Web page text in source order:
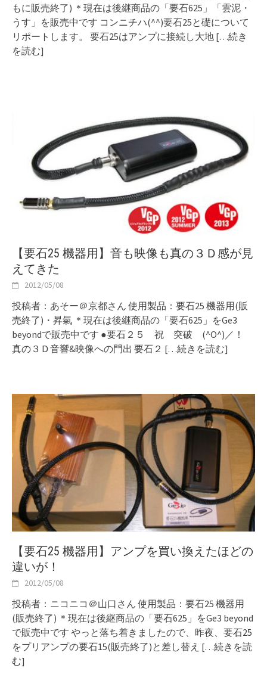
もに販売終了) ＊現在は後継商品の「要石625」「雲泥・
うす」を販売中です コンニチハ(^^)要石25と礎について
リポートします。 要石25はアンプに接続し大地 […続き
を読む]
【要石25 機器用】音も映像も真の３Ｄ感が見
えてきた
2012/05/08
投稿者：あそー＠京都さん 使用製品：要石25 機器用(販
売終了)・昇氣 ＊現在は後継商品の「要石625」をGe3
beyondで販売中です ●要石２５ 祝 突破 (^O^)／！
真の３Ｄ音響&映像への門出 要石２ […続きを読む]
【要石25 機器用】アンプを買い換えたほどの
違いが！
2012/05/08
投稿者：ニコニコ＠山口さん 使用製品：要石25 機器用
(販売終了) ＊現在は後継商品の「要石625」をGe3 beyond
で販売中です やっと落ち着きましたので、昨夜、要石25
をプリアンプの要石15(販売終了)と差し替え […続きを読
む]